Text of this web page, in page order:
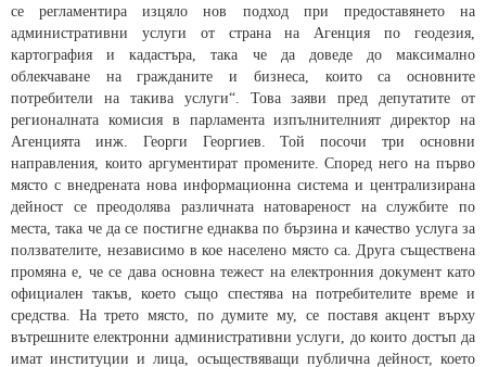
се регламентира изцяло нов подход при предоставянето на
административни услуги от страна на Агенция по геодезия,
картография и кадастъра, така че да доведе до максимално
облекчаване на гражданите и бизнеса, които са основните
потребители на такива услуги“. Това заяви пред депутатите от
регионалната комисия в парламента изпълнителният директор на
Агенцията инж. Георги Георгиев. Той посочи три основни
направления, които аргументират промените. Според него на първо
място с внедрената нова информационна система и централизирана
дейност се преодолява различната натовареност на службите по
места, така че да се постигне еднаква по бързина и качество услуга за
ползвателите, независимо в кое населено място са. Друга съществена
промяна е, че се дава основна тежест на електронния документ като
официален такъв, което също спестява на потребителите време и
средства. На трето място, по думите му, се поставя акцент върху
вътрешните електронни административни услуги, до които достъп да
имат институции и лица, осъществяващи публична дейност, което